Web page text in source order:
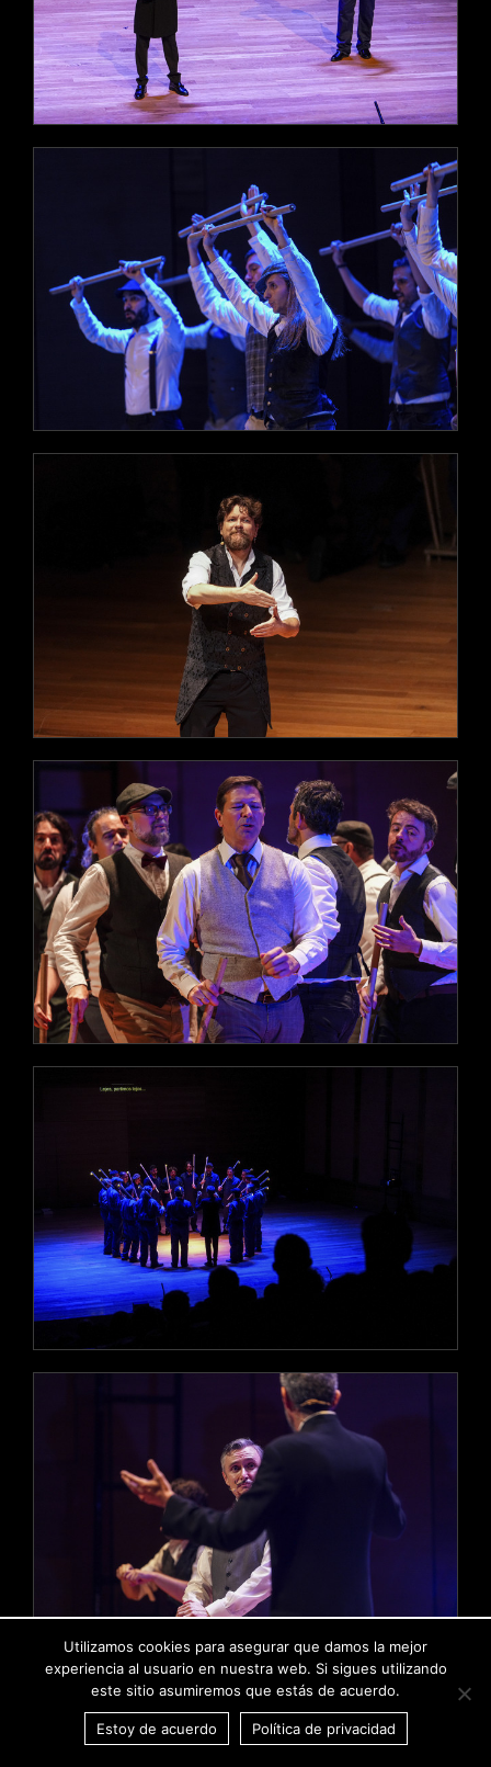
Utilizamos cookies para asegurar que damos la mejor
experiencia al usuario en nuestra web. Si sigues utilizando
este sitio asumiremos que estás de acuerdo.
Estoy de acuerdo Política de privacidad